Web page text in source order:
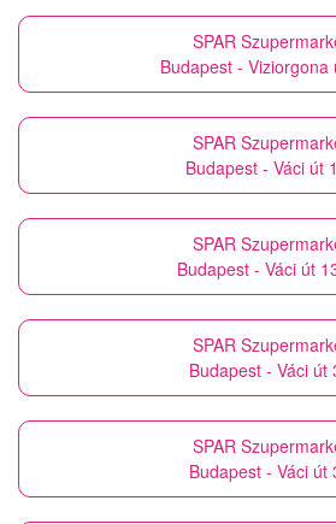
SPAR
Budapest - Viziorgona
SPAR
Budapest - Váci út
SPAR
Budapest - Váci út
SPAR
Budapest - Váci út
SPAR
Budapest - Váci út